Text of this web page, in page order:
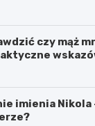
czy mąż
imienia Nikola